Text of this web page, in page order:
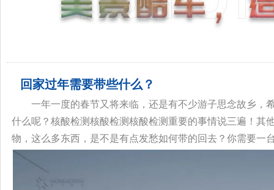
回家过年需要带些什么？
一年一度的春节又将来临，还是有不少游子思念故乡
什么呢？核酸检测核酸检测核酸检测重要的事情说三遍！
物，这么多东西，是不是有点发愁如何带的回去？你需要一